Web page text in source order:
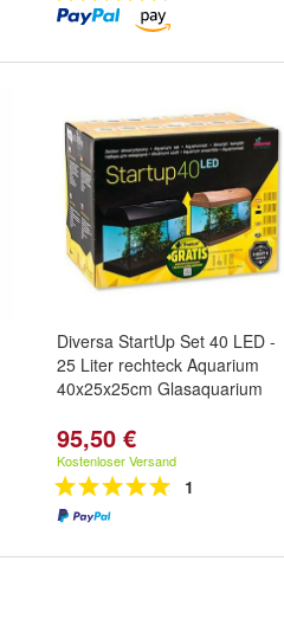
Diversa StartUp Set 40 LED -
25 Liter rechteck Aquarium
40x25x25cm Glasaquarium
95,50 €
Kostenloser Versand
1